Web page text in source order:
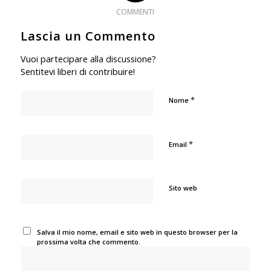
COMMENTI
Lascia un Commento
Vuoi partecipare alla discussione?
Sentitevi liberi di contribuire!
Nome *
Email *
Sito web
Salva il mio nome, email e sito web in questo browser per la
prossima volta che commento.